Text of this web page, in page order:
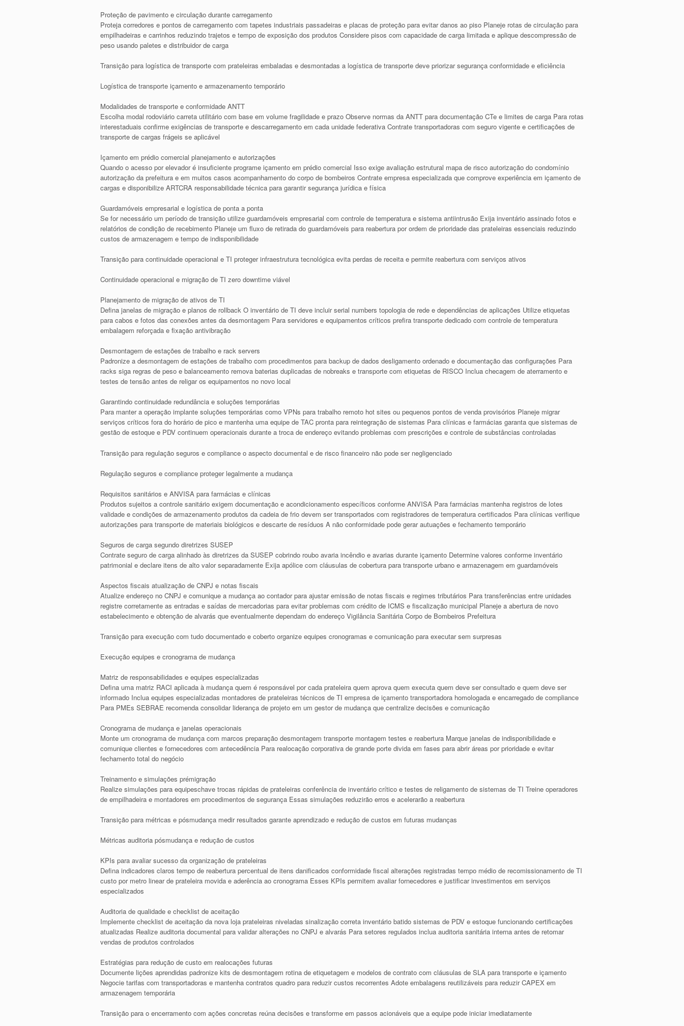
Proteção de pavimento e circulação durante carregamento
Proteja corredores e pontos de carregamento com tapetes industriais passadeiras e placas de proteção para evitar danos ao piso Planeje rotas de circulação para
empilhadeiras e carrinhos reduzindo trajetos e tempo de exposição dos produtos Considere pisos com capacidade de carga limitada e aplique descompressão de
peso usando paletes e distribuidor de carga
Transição para logística de transporte com prateleiras embaladas e desmontadas a logística de transporte deve priorizar segurança conformidade e eficiência
Logística de transporte içamento e armazenamento temporário
Modalidades de transporte e conformidade ANTT
Escolha modal rodoviário carreta utilitário com base em volume fragilidade e prazo Observe normas da ANTT para documentação CTe e limites de carga Para rotas
interestaduais confirme exigências de transporte e descarregamento em cada unidade federativa Contrate transportadoras com seguro vigente e certificações de
transporte de cargas frágeis se aplicável
Içamento em prédio comercial planejamento e autorizações
Quando o acesso por elevador é insuficiente programe içamento em prédio comercial Isso exige avaliação estrutural mapa de risco autorização do condomínio
autorização da prefeitura e em muitos casos acompanhamento do corpo de bombeiros Contrate empresa especializada que comprove experiência em içamento de
cargas e disponibilize ARTCRA responsabilidade técnica para garantir segurança jurídica e física
Guardamóveis empresarial e logística de ponta a ponta
Se for necessário um período de transição utilize guardamóveis empresarial com controle de temperatura e sistema antiintrusão Exija inventário assinado fotos e
relatórios de condição de recebimento Planeje um fluxo de retirada do guardamóveis para reabertura por ordem de prioridade das prateleiras essenciais reduzindo
custos de armazenagem e tempo de indisponibilidade
Transição para continuidade operacional e TI proteger infraestrutura tecnológica evita perdas de receita e permite reabertura com serviços ativos
Continuidade operacional e migração de TI zero downtime viável
Planejamento de migração de ativos de TI
Defina janelas de migração e planos de rollback O inventário de TI deve incluir serial numbers topologia de rede e dependências de aplicações Utilize etiquetas
para cabos e fotos das conexões antes da desmontagem Para servidores e equipamentos críticos prefira transporte dedicado com controle de temperatura
embalagem reforçada e fixação antivibração
Desmontagem de estações de trabalho e rack servers
Padronize a desmontagem de estações de trabalho com procedimentos para backup de dados desligamento ordenado e documentação das configurações Para
racks siga regras de peso e balanceamento remova baterias duplicadas de nobreaks e transporte com etiquetas de RISCO Inclua checagem de aterramento e
testes de tensão antes de religar os equipamentos no novo local
Garantindo continuidade redundância e soluções temporárias
Para manter a operação implante soluções temporárias como VPNs para trabalho remoto hot sites ou pequenos pontos de venda provisórios Planeje migrar
serviços críticos fora do horário de pico e mantenha uma equipe de TAC pronta para reintegração de sistemas Para clínicas e farmácias garanta que sistemas de
gestão de estoque e PDV continuem operacionais durante a troca de endereço evitando problemas com prescrições e controle de substâncias controladas
Transição para regulação seguros e compliance o aspecto documental e de risco financeiro não pode ser negligenciado
Regulação seguros e compliance proteger legalmente a mudança
Requisitos sanitários e ANVISA para farmácias e clínicas
Produtos sujeitos a controle sanitário exigem documentação e acondicionamento específicos conforme ANVISA Para farmácias mantenha registros de lotes
validade e condições de armazenamento produtos da cadeia de frio devem ser transportados com registradores de temperatura certificados Para clínicas verifique
autorizações para transporte de materiais biológicos e descarte de resíduos A não conformidade pode gerar autuações e fechamento temporário
Seguros de carga segundo diretrizes SUSEP
Contrate seguro de carga alinhado às diretrizes da SUSEP cobrindo roubo avaria incêndio e avarias durante içamento Determine valores conforme inventário
patrimonial e declare itens de alto valor separadamente Exija apólice com cláusulas de cobertura para transporte urbano e armazenagem em guardamóveis
Aspectos fiscais atualização de CNPJ e notas fiscais
Atualize endereço no CNPJ e comunique a mudança ao contador para ajustar emissão de notas fiscais e regimes tributários Para transferências entre unidades
registre corretamente as entradas e saídas de mercadorias para evitar problemas com crédito de ICMS e fiscalização municipal Planeje a abertura de novo
estabelecimento e obtenção de alvarás que eventualmente dependam do endereço Vigilância Sanitária Corpo de Bombeiros Prefeitura
Transição para execução com tudo documentado e coberto organize equipes cronogramas e comunicação para executar sem surpresas
Execução equipes e cronograma de mudança
Matriz de responsabilidades e equipes especializadas
Defina uma matriz RACI aplicada à mudança quem é responsável por cada prateleira quem aprova quem executa quem deve ser consultado e quem deve ser
informado Inclua equipes especializadas montadores de prateleiras técnicos de TI empresa de içamento transportadora homologada e encarregado de compliance
Para PMEs SEBRAE recomenda consolidar liderança de projeto em um gestor de mudança que centralize decisões e comunicação
Cronograma de mudança e janelas operacionais
Monte um cronograma de mudança com marcos preparação desmontagem transporte montagem testes e reabertura Marque janelas de indisponibilidade e
comunique clientes e fornecedores com antecedência Para realocação corporativa de grande porte divida em fases para abrir áreas por prioridade e evitar
fechamento total do negócio
Treinamento e simulações prémigração
Realize simulações para equipeschave trocas rápidas de prateleiras conferência de inventário crítico e testes de religamento de sistemas de TI Treine operadores
de empilhadeira e montadores em procedimentos de segurança Essas simulações reduzirão erros e acelerarão a reabertura
Transição para métricas e pósmudança medir resultados garante aprendizado e redução de custos em futuras mudanças
Métricas auditoria pósmudança e redução de custos
KPIs para avaliar sucesso da organização de prateleiras
Defina indicadores claros tempo de reabertura percentual de itens danificados conformidade fiscal alterações registradas tempo médio de recomissionamento de TI
custo por metro linear de prateleira movida e aderência ao cronograma Esses KPIs permitem avaliar fornecedores e justificar investimentos em serviços
especializados
Auditoria de qualidade e checklist de aceitação
Implemente checklist de aceitação da nova loja prateleiras niveladas sinalização correta inventário batido sistemas de PDV e estoque funcionando certificações
atualizadas Realize auditoria documental para validar alterações no CNPJ e alvarás Para setores regulados inclua auditoria sanitária interna antes de retomar
vendas de produtos controlados
Estratégias para redução de custo em realocações futuras
Documente lições aprendidas padronize kits de desmontagem rotina de etiquetagem e modelos de contrato com cláusulas de SLA para transporte e içamento
Negocie tarifas com transportadoras e mantenha contratos quadro para reduzir custos recorrentes Adote embalagens reutilizáveis para reduzir CAPEX em
armazenagem temporária
Transição para o encerramento com ações concretas reúna decisões e transforme em passos acionáveis que a equipe pode iniciar imediatamente